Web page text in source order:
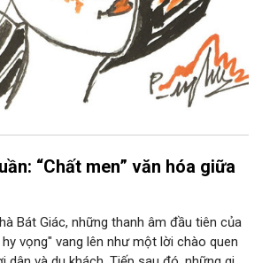
“Chất men” văn hóa giữa
Bát Giác, những thanh âm đầu tiên của
vọng" vang lên như một lời chào quen